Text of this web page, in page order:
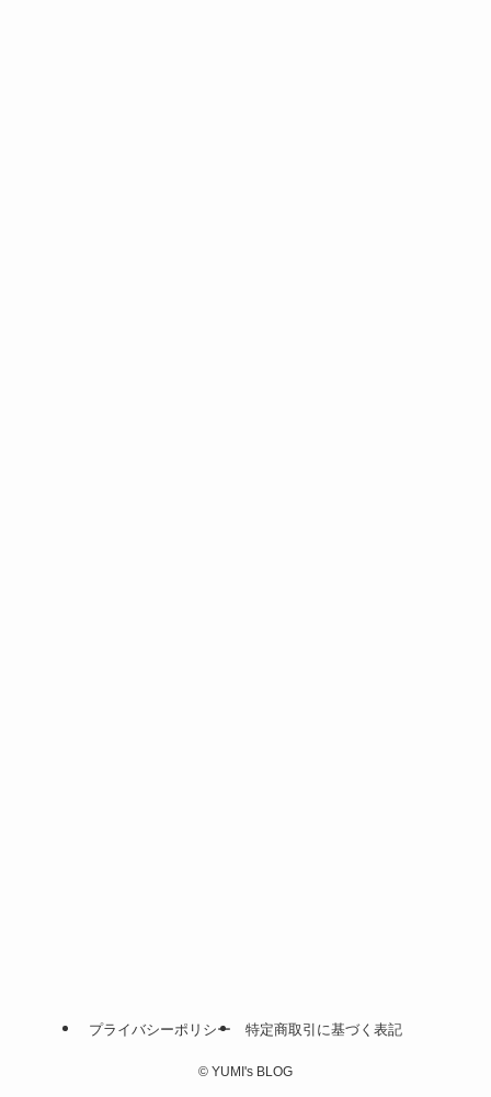
プライバシーポリシー 特定商取引に基づく表記
© YUMI's BLOG